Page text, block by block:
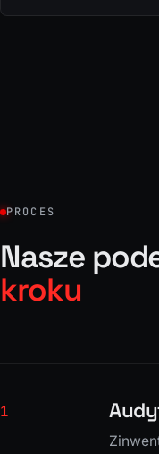
PROCES
Nasze
kroku
1